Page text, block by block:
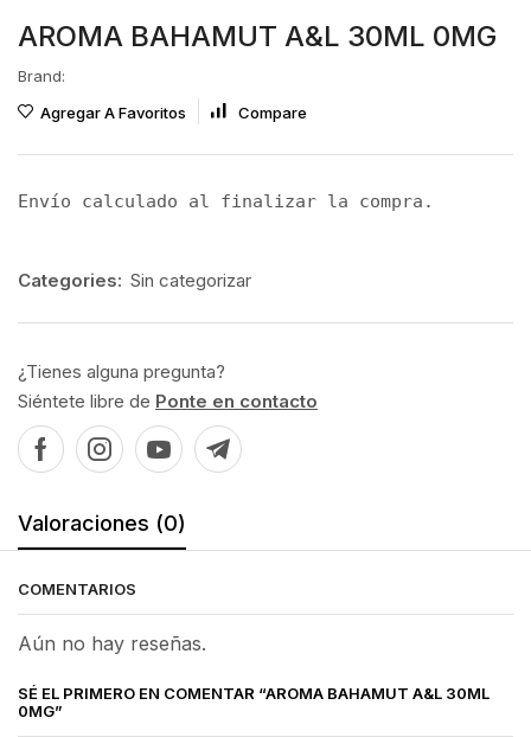
AROMA BAHAMUT A&L 30ML 0MG
Brand:
Agregar A Favoritos
Compare
Envío calculado al finalizar la compra.
Categories: Sin categorizar
¿Tienes alguna pregunta?
Siéntete libre de Ponte en contacto
Valoraciones (0)
COMENTARIOS
Aún no hay reseñas.
SÉ EL PRIMERO EN COMENTAR “AROMA BAHAMUT A&L 30ML
0MG”